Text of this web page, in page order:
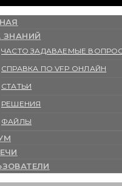
ЗНАНИЙ
ЧАСТО ЗАДАВАЕМЫЕ
СПРАВКА ПО VFP ОНЛАЙН
СТАТЬИ
РЕШЕНИЯ
ФАЙЛЫ